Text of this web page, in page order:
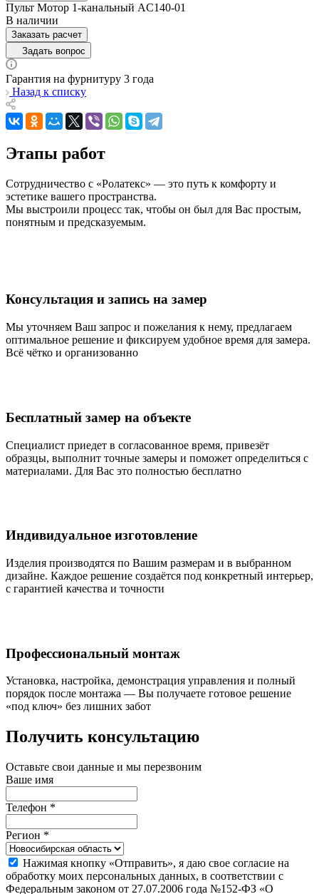
Пульт Мотор 1-канальный AC140-01
В наличии
Заказать расчет
Задать вопрос
Гарантия на фурнитуру 3 года
Назад к списку
Этапы работ
Сотрудничество с «Ролатекс» — это путь к комфорту и
эстетике вашего пространства.
Мы выстроили процесс так, чтобы он был для Вас простым,
понятным и предсказуемым.
Консультация и запись на замер
Мы уточняем Ваш запрос и пожелания к нему, предлагаем
оптимальное решение и фиксируем удобное время для замера.
Всё чётко и организованно
Бесплатный замер на объекте
Специалист приедет в согласованное время, привезёт
образцы, выполнит точные замеры и поможет определиться с
материалами. Для Вас это полностью бесплатно
Индивидуальное изготовление
Изделия производятся по Вашим размерам и в выбранном
дизайне. Каждое решение создаётся под конкретный интерьер,
с гарантией качества и точности
Профессиональный монтаж
Установка, настройка, демонстрация управления и полный
порядок после монтажа — Вы получаете готовое решение
«под ключ» без лишних забот
Получить консультацию
Оставьте свои данные и мы перезвоним
Ваше имя
Телефон *
Регион *
Нажимая кнопку «Отправить», я даю свое согласие на
обработку моих персональных данных, в соответствии с
Федеральным законом от 27.07.2006 года №152-ФЗ «О